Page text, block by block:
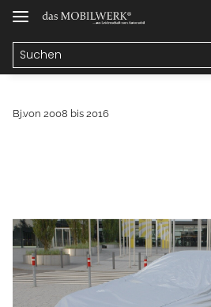
Bj.von 2008 bis 2016